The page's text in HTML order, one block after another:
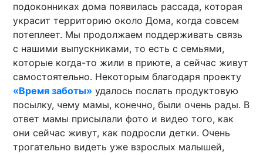
подоконниках дома появилась рассада, которая
украсит территорию около Дома, когда совсем
потеплеет. Мы продолжаем поддерживать связь
с нашими выпускниками, то есть с семьями,
которые когда-то жили в приюте, а сейчас живут
самостоятельно. Некоторым благодаря проекту
«Время заботы» удалось послать продуктовую
посылку, чему мамы, конечно, были очень рады. В
ответ мамы присылали фото и видео того, как
они сейчас живут, как подросли детки. Очень
трогательно видеть уже взрослых малышей,